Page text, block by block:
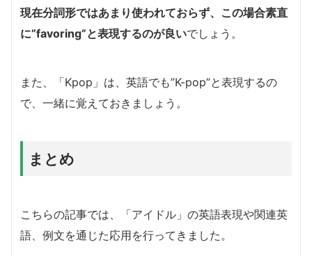
現在分詞形ではあまり使われておらず、この場合素直
に”favoring”と表現するのが良いでしょう。
また、「Kpop」は、英語でも”K-pop”と表現するの
で、一緒に覚えておきましょう。
まとめ
こちらの記事では、「アイドル」の英語表現や関連英
語、例文を通じた応用を行ってきました。